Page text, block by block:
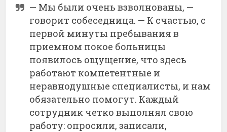
— Мы были очень взволнованы, —
говорит собеседница. — К счастью, с
первой минуты пребывания в
приемном покое больницы
появилось ощущение, что здесь
работают компетентные и
неравнодушные специалисты, и нам
обязательно помогут. Каждый
сотрудник четко выполнял свою
работу: опросили, записали,